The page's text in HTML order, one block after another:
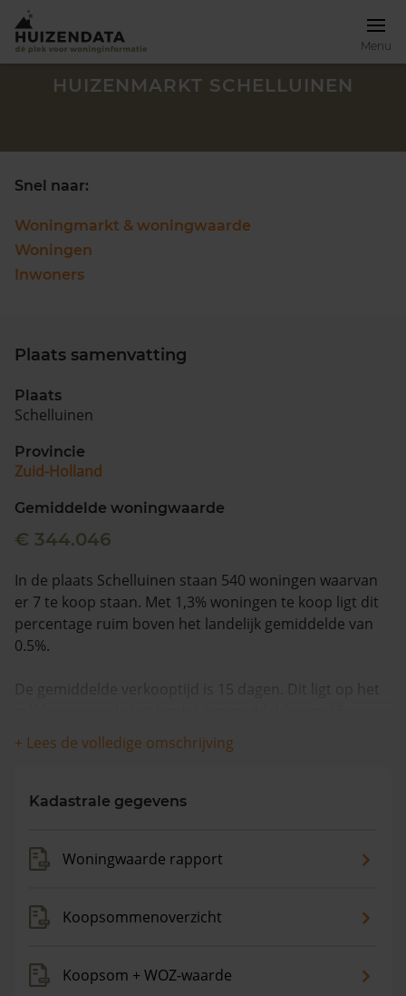
Menu
Zoek een woning
088 220 4200
Maandag t/m vrijdag - 08:00 -18:00
HUIZENMARKT SCHELLUINEN
Snel naar:
Woningmarkt & woningwaarde
Woningen
Inwoners
Plaats samenvatting
Plaats
Schelluinen
Provincie
Zuid-Holland
Gemiddelde woningwaarde
€ 344.046
In de plaats Schelluinen staan 540 woningen waarvan
er 7 te koop staan. Met 1,3% woningen te koop ligt dit
percentage ruim boven het landelijk gemiddelde van
0.5%.
De gemiddelde verkooptijd is 15 dagen. Dit ligt op het
dagen.
vraagprijs is €759.929. In de afgelopen 12 maanden is
+ Lees de volledige omschrijving
Kadastrale gegevens
Woningwaarde rapport
Koopsommenoverzicht
Koopsom + WOZ-waarde